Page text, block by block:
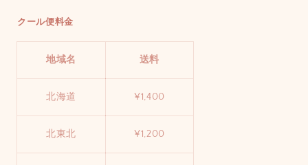
クール便料金
地域名 送料
北海道 ¥1,400
北東北 ¥1,200